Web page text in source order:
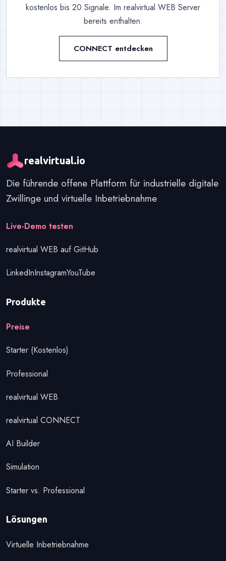
kostenlos bis 20 Signale. Im realvirtual WEB Server
bereits enthalten.
CONNECT entdecken
realvirtual.io
Die führende offene Plattform für industrielle digitale
Zwillinge und virtuelle Inbetriebnahme
Live-Demo testen
realvirtual WEB auf GitHub
LinkedInInstagramYouTube
Produkte
Preise
Starter (Kostenlos)
Professional
realvirtual WEB
realvirtual CONNECT
AI Builder
Simulation
Starter vs. Professional
Lösungen
Virtuelle Inbetriebnahme